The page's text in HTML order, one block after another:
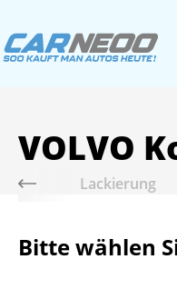
VOLVO
Lackierung
Bitte wählen